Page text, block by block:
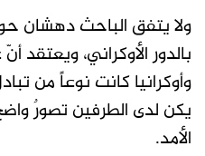
ولا يتفق الباحث دهشان حول
بالدور الأوكراني، ويعتقد
وأوكرانيا كانت نوعاً من
يكن لدى الطرفين تصورٌ
الأمد.